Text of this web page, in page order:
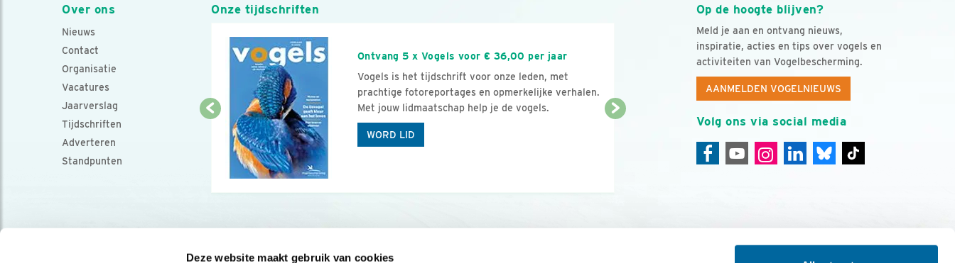
Deze website maakt gebruik van cookies
Over ons
Nieuws
Contact
Organisatie
Vacatures
Jaarverslag
Tijdschriften
Adverteren
Standpunten
Op de hoogte blijven?
Meld je aan en ontvang nieuws,
inspiratie, acties en tips over vogels en
activiteiten van Vogelbescherming.
AANMELDEN VOGELNIEUWS
Volg ons via social media
Onze tijdschriften
Ontvang 5 x Vogels voor € 36,00 per jaar
Vogels is het tijdschrift voor onze leden, met
prachtige fotoreportages en opmerkelijke verhalen.
Met jouw lidmaatschap help je de vogels.
WORD LID